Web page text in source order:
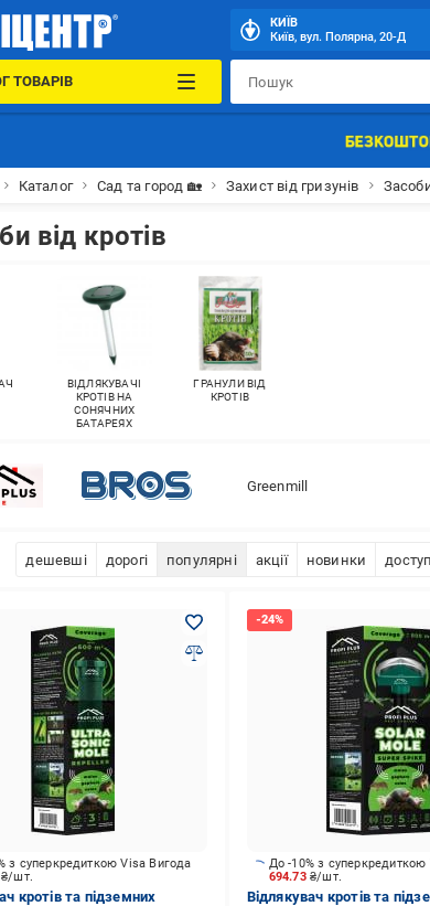
КИЇВ
Київ, вул. Полярна, 20-Д
ТОВАРІВ
Каталог Сад та город 🏡 Захист від гризунів
від кротів
ВІДЛЯКУВАЧІ
КРОТІВ НА
СОНЯЧНИХ
БАТАРЕЯХ
ГРАНУЛИ ВІД
КРОТІВ
Greenmill
дешевші дорогі популярні акції новинки
₴/шт.
з суперкредиткою Visa Вигода
кротів та підземних
694.73₴/шт.
До -10% з
Відлякувач кротів та